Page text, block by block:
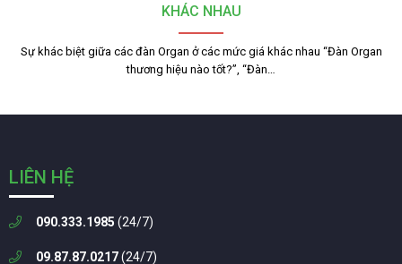
KHÁC NHAU
Sự khác biệt giữa các đàn Organ ở các mức giá khác nhau “Đàn Organ
thương hiệu nào tốt?”, “Đàn…
LIÊN HỆ
090.333.1985 (24/7)
09.87.87.0217(24/7)